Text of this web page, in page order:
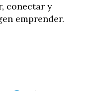
conectar y
emprender.